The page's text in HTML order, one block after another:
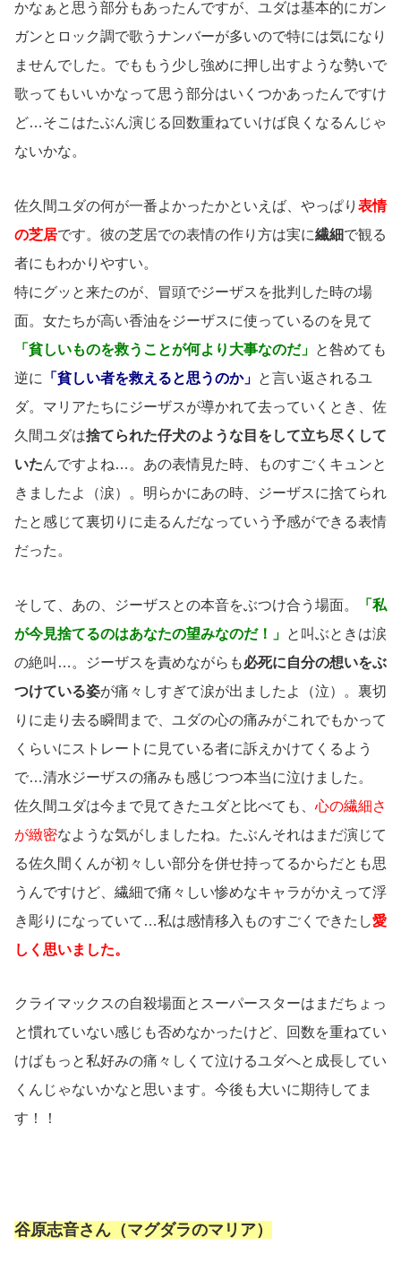
かなぁと思う部分もあったんですが、ユダは基本的にガン
ガンとロック調で歌うナンバーが多いので特には気になり
ませんでした。でももう少し強めに押し出すような勢いで
歌ってもいいかなって思う部分はいくつかあったんですけ
ど…そこはたぶん演じる回数重ねていけば良くなるんじゃ
ないかな。
佐久間ユダの何が一番よかったかといえば、やっぱり 表情
の芝居です。彼の芝居での表情の作り方は実に繊細で観る
者にもわかりやすい。
特にグッと来たのが、冒頭でジーザスを批判した時の場
面。女たちが高い香油をジーザスに使っているのを見て
「貧しいものを救うことが何より大事なのだ」 と咎めても
逆に
「貧しい者を救えると思うのか」 と言い返されるユ
ダ。マリアたちにジーザスが導かれて去っていくとき、佐
久間ユダは捨てられた仔犬のような目をして立ち尽くして
いたんですよね…。あの表情見た時、ものすごくキュンと
きましたよ（涙）。明らかにあの時、ジーザスに捨てられ
たと感じて裏切りに走るんだなっていう予感ができる表情
だった。
そして、あの、ジーザスとの本音をぶつけ合う場面。
「私
が今見捨てるのはあなたの望みなのだ！」 と叫ぶときは涙
の絶叫…。ジーザスを責めながらも必死に自分の想いをぶ
つけている姿が痛々しすぎて涙が出ましたよ（泣）。裏切
りに走り去る瞬間まで、ユダの心の痛みがこれでもかって
くらいにストレートに見ている者に訴えかけてくるよう
で…清水ジーザスの痛みも感じつつ本当に泣けました。
佐久間ユダは今まで見てきたユダと比べても、 心の繊細さ
が緻密なような気がしましたね。たぶんそれはまだ演じて
る佐久間くんが初々しい部分を併せ持ってるからだとも思
うんですけど、繊細で痛々しい惨めなキャラがかえって浮
き彫りになっていて…私は感情移入ものすごくできたし愛
しく思いました。
クライマックスの自殺場面とスーパースターはまだちょっ
と慣れていない感じも否めなかったけど、回数を重ねてい
けばもっと私好みの痛々しくて泣けるユダへと成長してい
くんじゃないかなと思います。今後も大いに期待してま
す！！
谷原志音さん（マグダラのマリア）